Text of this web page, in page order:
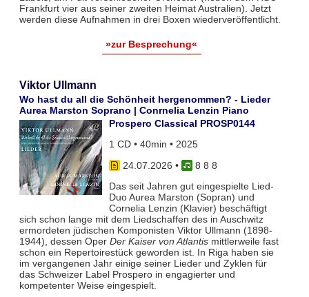
Frankfurt vier aus seiner zweiten Heimat Australien). Jetzt
werden diese Aufnahmen in drei Boxen wiederveröffentlicht.
»zur Besprechung«
Viktor Ullmann
Wo hast du all die Schönheit hergenommen? - Lieder
Aurea Marston Soprano | Conrnelia Lenzin Piano
Prospero Classical PROSP0144
1 CD • 40min • 2025
24.07.2026 •
8 8 8
Das seit Jahren gut eingespielte Lied-
Duo Aurea Marston (Sopran) und
Cornelia Lenzin (Klavier) beschäftigt
sich schon lange mit dem Liedschaffen des in Auschwitz
ermordeten jüdischen Komponisten Viktor Ullmann (1898-
1944), dessen Oper Der Kaiser von Atlantismittlerweile fast
schon ein Repertoirestück geworden ist. In Riga haben sie
im vergangenen Jahr einige seiner Lieder und Zyklen für
das Schweizer Label Prospero in engagierter und
kompetenter Weise eingespielt.